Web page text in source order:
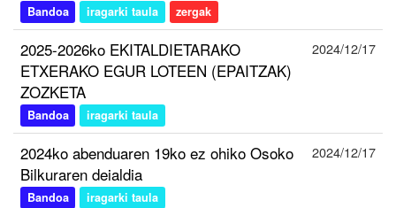
Bandoa iragarki taula zergak
2025-2026ko EKITALDIETARAKO
ETXERAKO EGUR LOTEEN (EPAITZAK)
ZOZKETA
Bandoa iragarki taula
2024/12/17
2024ko abenduaren 19ko ez ohiko Osoko
Bilkuraren deialdia
Bandoa iragarki taula
2024/12/17